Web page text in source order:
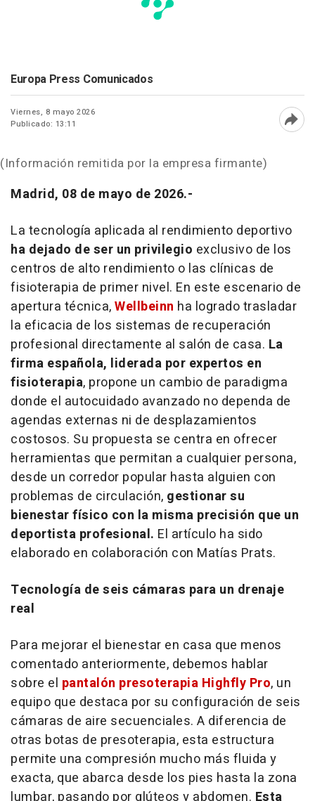
Europa Press Comunicados
Viernes, 8 mayo 2026
Publicado: 13:11
(Información remitida por la empresa firmante)
Madrid, 08 de mayo de 2026.-
La tecnología aplicada al rendimiento deportivo
ha dejado de ser un privilegio exclusivo de los
centros de alto rendimiento o las clínicas de
fisioterapia de primer nivel. En este escenario de
apertura técnica,Wellbeinn ha logrado trasladar
la eficacia de los sistemas de recuperación
profesional directamente al salón de casa. La
firma española, liderada por expertos en
fisioterapia, propone un cambio de paradigma
donde el autocuidado avanzado no dependa de
agendas externas ni de desplazamientos
costosos. Su propuesta se centra en ofrecer
herramientas que permitan a cualquier persona,
desde un corredor popular hasta alguien con
problemas de circulación, gestionar su
bienestar físico con la misma precisión que un
deportista profesional. El artículo ha sido
elaborado en colaboración con Matías Prats.
Tecnología de seis cámaras para un drenaje
real
Para mejorar el bienestar en casa que menos
comentado anteriormente, debemos hablar
sobre el pantalón presoterapia Highfly Pro, un
equipo que destaca por su configuración de seis
cámaras de aire secuenciales. A diferencia de
otras botas de presoterapia, esta estructura
permite una compresión mucho más fluida y
exacta, que abarca desde los pies hasta la zona
lumbar, pasando por glúteos y abdomen. Esta